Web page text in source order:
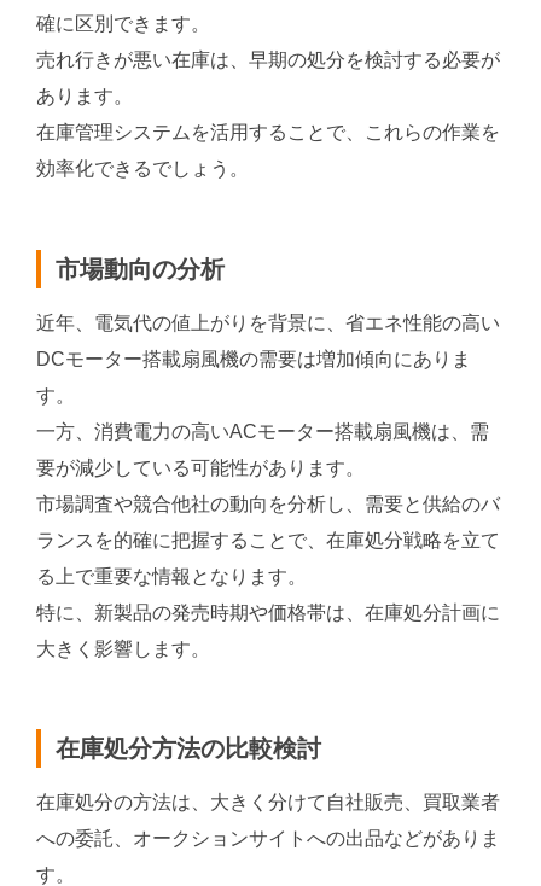
確に区別できます。
売れ行きが悪い在庫は、早期の処分を検討する必要が
あります。
在庫管理システムを活用することで、これらの作業を
効率化できるでしょう。
市場動向の分析
近年、電気代の値上がりを背景に、省エネ性能の高い
DCモーター搭載扇風機の需要は増加傾向にありま
す。
一方、消費電力の高いACモーター搭載扇風機は、需
要が減少している可能性があります。
市場調査や競合他社の動向を分析し、需要と供給のバ
ランスを的確に把握することで、在庫処分戦略を立て
る上で重要な情報となります。
特に、新製品の発売時期や価格帯は、在庫処分計画に
大きく影響します。
在庫処分方法の比較検討
在庫処分の方法は、大きく分けて自社販売、買取業者
への委託、オークションサイトへの出品などがありま
す。